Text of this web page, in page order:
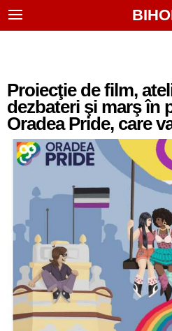
Proiecţie de film,
dezbateri şi marş în
Oradea Pride, care